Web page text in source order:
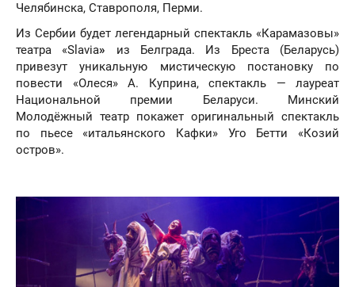
Челябинска, Ставрополя, Перми.
Из Сербии будет легендарный спектакль «Карамазовы»
театра «Slavia» из Белграда. Из Бреста (Беларусь)
привезут уникальную мистическую постановку по
повести «Олеся» А. Куприна, спектакль — лауреат
Национальной премии Беларуси. Минский
Молодёжный театр покажет оригинальный спектакль
по пьесе «итальянского Кафки» Уго Бетти «Козий
остров».